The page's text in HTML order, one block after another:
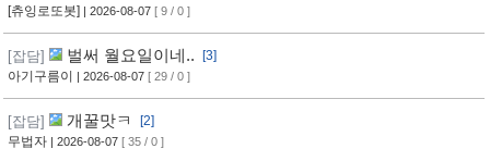
감, 추첨) ㅡ [바로가기]
[츄잉로또봇] | 2026-08-07 [ 9 / 0 ]
[잡담] 벌써 월요일이네..
[3]
아기구름이
| 2026-08-07 [ 29 / 0 ]
[잡담] 개꿀맛ㅋ
[2]
무법자 | 2026-08-07 [ 35 / 0 ]